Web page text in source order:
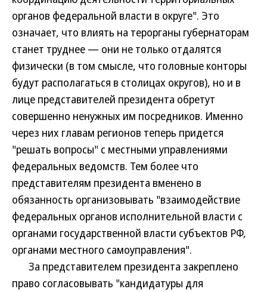
органов федеральной власти в округе". Это
означает, что влиять на терорганы губернаторам
станет труднее — они не только отдалятся
физически (в том смысле, что головные конторы
будут располагаться в столицах округов), но и в
лице представителей президента обретут
совершенно ненужных им посредников. Именно
через них главам регионов теперь придется
"решать вопросы" с местными управлениями
федеральных ведомств. Тем более что
представителям президента вменено в
обязанность организовывать "взаимодействие
федеральных органов исполнительной власти с
органами государственной власти субъектов РФ,
органами местного самоуправления".
За представителем президента закреплено
право согласовывать "кандидатуры для